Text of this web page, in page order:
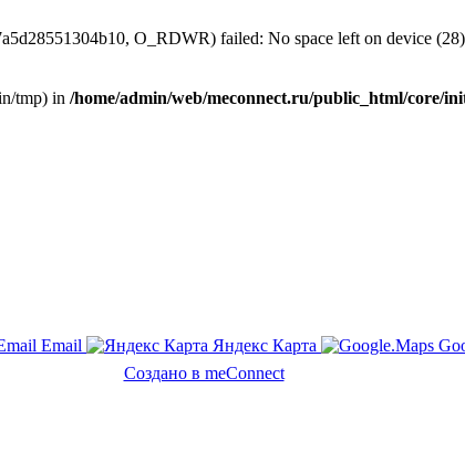
O_RDWR) failed: No space left on device
tmp) in /home/admin/web/meconnect.ru/public_html/core/
Email Яндекс Карта
Создано в meConnect